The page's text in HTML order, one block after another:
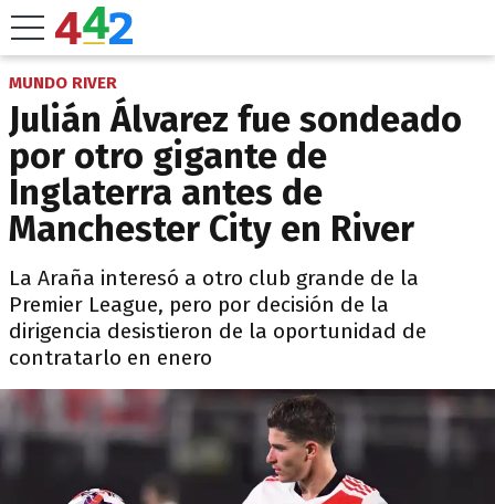
MUNDO RIVER
Julián Álvarez fue sondeado
por otro gigante de
Inglaterra antes de
Manchester City en River
La Araña interesó a otro club grande de la
Premier League, pero por decisión de la
dirigencia desistieron de la oportunidad de
contratarlo en enero